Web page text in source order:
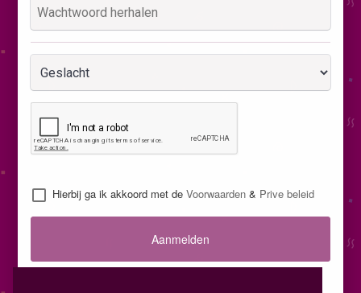
Hierbij ga ik akkoord met deVoorwaarden & Prive beleid
Aanmelden